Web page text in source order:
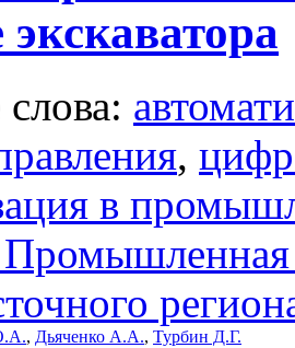
экскаватора
,
в
, Дьяченко А.А., Турбин Д.Г.